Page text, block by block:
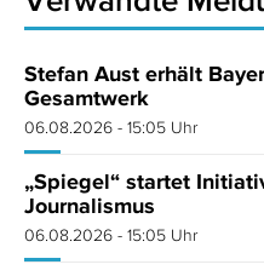
Stefan Aust erhält
Gesamtwerk
06.08.2026 - 15:05 Uhr
„Spiegel“ startet
Journalismus
06.08.2026 - 15:05 Uhr